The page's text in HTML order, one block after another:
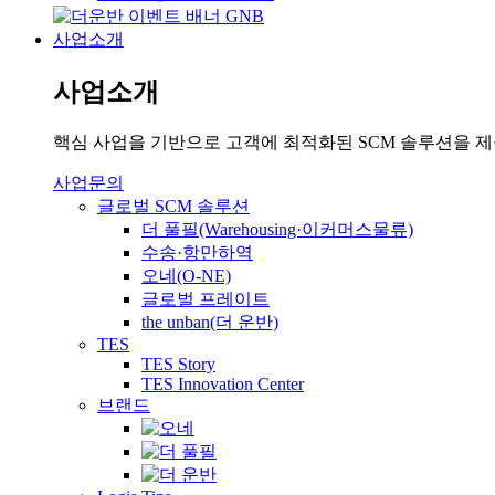
사업소개
사업소개
핵심 사업을 기반으로 고객에 최적화된 SCM 솔루션을
사업문의
글로벌 SCM 솔루션
더 풀필(Warehousing·이커머스물류)
수송·항만하역
오네(O-NE)
글로벌 프레이트
the unban(더 운반)
TES
TES Story
TES Innovation Center
브랜드